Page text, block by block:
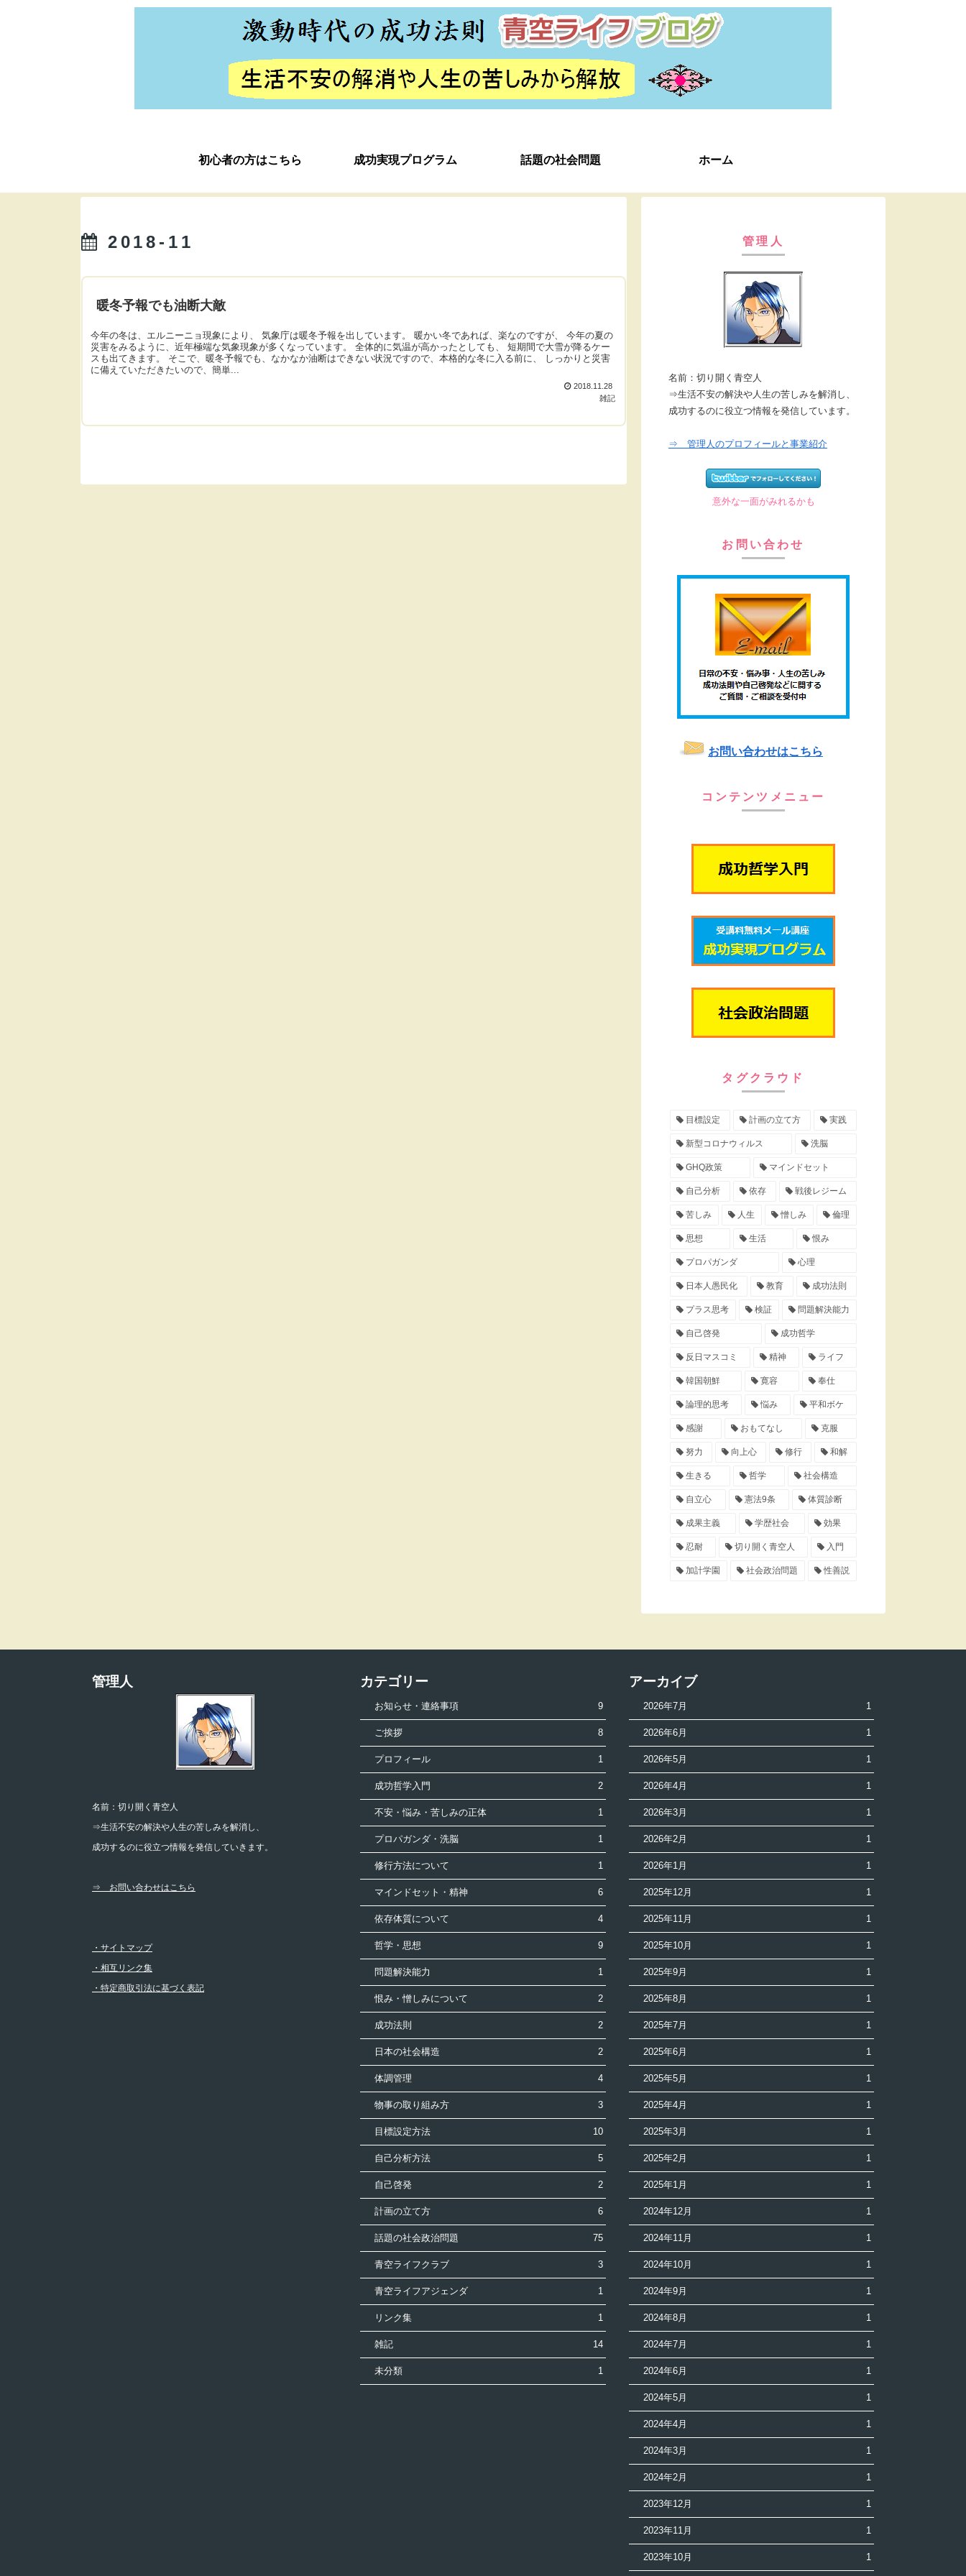
初心者の方はこちら 成功実現プログラム 話題の社会問題 ホーム
2018-11
暖冬予報でも油断大敵
今年の冬は、エルニーニョ現象により、 気象庁は暖冬予報を出しています。 暖かい冬であれば、楽なのですが、 今年の夏の
災害をみるように、近年極端な気象現象が多くなっています。 全体的に気温が高かったとしても、 短期間で大雪が降るケー
スも出てきます。 そこで、暖冬予報でも、なかなか油断はできない状況ですので、本格的な冬に入る前に、 しっかりと災害
に備えていただきたいので、簡単...
2018.11.28
雑記
管理人
名前：切り開く青空人
⇒生活不安の解決や人生の苦しみを解消し、
成功するのに役立つ情報を発信しています。
⇒ 管理人のプロフィールと事業紹介
意外な一面がみれるかも
お問い合わせ
お問い合わせはこちら
コンテンツメニュー
タグクラウド
目標設定 計画の立て方 実践
新型コロナウィルス 洗脳
GHQ政策 マインドセット
自己分析 依存 戦後レジーム
苦しみ 人生 憎しみ 倫理
思想 生活 恨み
プロパガンダ 心理
日本人愚民化 教育 成功法則
プラス思考 検証 問題解決能力
自己啓発 成功哲学
反日マスコミ 精神 ライフ
韓国朝鮮 寛容 奉仕
論理的思考 悩み 平和ボケ
感謝 おもてなし 克服
努力 向上心 修行 和解
生きる 哲学 社会構造
自立心 憲法9条 体質診断
成果主義 学歴社会 効果
忍耐 切り開く青空人 入門
加計学園 社会政治問題 性善説
管理人
名前：切り開く青空人
⇒生活不安の解決や人生の苦しみを解消し、
成功するのに役立つ情報を発信していきます。
⇒ お問い合わせはこちら
・サイトマップ
・相互リンク集
・特定商取引法に基づく表記
カテゴリー
お知らせ・連絡事項 9
ご挨拶 8
プロフィール 1
成功哲学入門 2
不安・悩み・苦しみの正体 1
プロパガンダ・洗脳 1
修行方法について 1
マインドセット・精神 6
依存体質について 4
哲学・思想 9
問題解決能力 1
恨み・憎しみについて 2
成功法則 2
日本の社会構造 2
体調管理 4
物事の取り組み方 3
目標設定方法 10
自己分析方法 5
自己啓発 2
計画の立て方 6
話題の社会政治問題 75
青空ライフクラブ 3
青空ライフアジェンダ 1
リンク集 1
雑記 14
未分類 1
アーカイブ
2026年7月 1
2026年6月 1
2026年5月 1
2026年4月 1
2026年3月 1
2026年2月 1
2026年1月 1
2025年12月 1
2025年11月 1
2025年10月 1
2025年9月 1
2025年8月 1
2025年7月 1
2025年6月 1
2025年5月 1
2025年4月 1
2025年3月 1
2025年2月 1
2025年1月 1
2024年12月 1
2024年11月 1
2024年10月 1
2024年9月 1
2024年8月 1
2024年7月 1
2024年6月 1
2024年5月 1
2024年4月 1
2024年3月 1
2024年2月 1
2023年12月 1
2023年11月 1
2023年10月 1